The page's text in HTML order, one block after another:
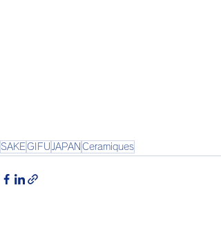
SAKE GIFU JAPAN Ceramiques